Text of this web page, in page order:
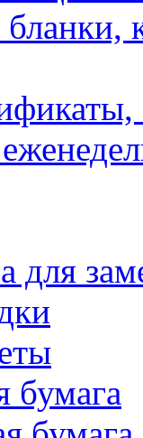
бланки,
для
бумага